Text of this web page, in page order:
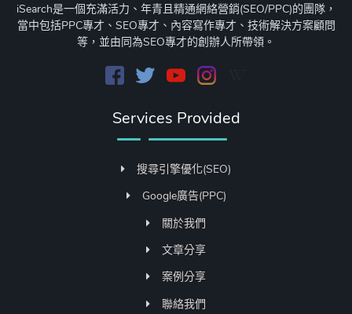
iSearch是一個充滿活力、年青且精通網絡營銷(SEO/PPC)的團隊，
當中包括PPC專才、SEO專才、內容寫作專才、技術解決方案顧問
等，並由同為SEO專才的創辦人所帶領。
Services Provided
搜尋引擎優化(SEO)
Google廣告(PPC)
關於我們
文章分享
案例分享
聯絡我們